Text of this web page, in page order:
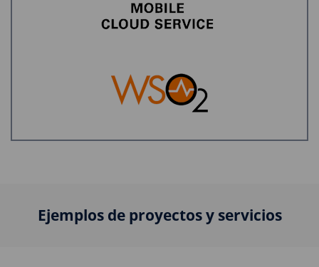
Ejemplos de proyectos y servicios